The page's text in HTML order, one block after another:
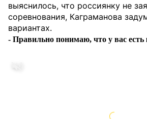
выяснилось, что россиянку не
соревнования, Каграманова
вариантах.
- Правильно понимаю, что у вас есть